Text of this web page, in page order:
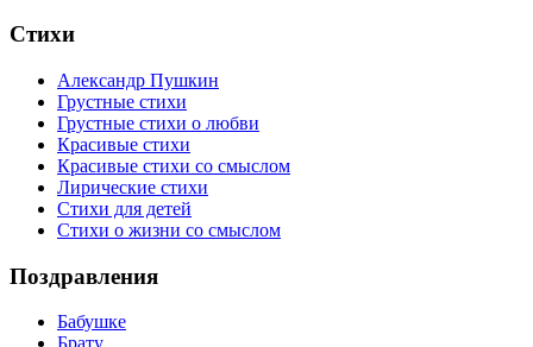
Стихи
Александр Пушкин
Грустные стихи
Грустные стихи о любви
Красивые стихи
Красивые стихи со смыслом
Лирические стихи
Стихи для детей
Стихи о жизни со смыслом
Поздравления
Бабушке